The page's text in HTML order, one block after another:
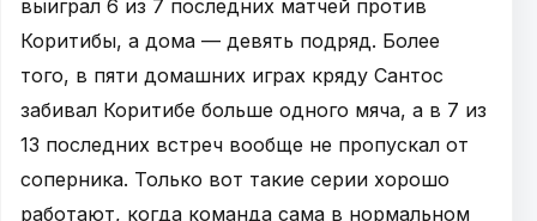
выиграл 6 из 7 последних матчей против
Коритибы, а дома — девять подряд. Более
того, в пяти домашних играх кряду Сантос
забивал Коритибе больше одного мяча, а в 7 из
13 последних встреч вообще не пропускал от
соперника. Только вот такие серии хорошо
работают, когда команда сама в нормальном